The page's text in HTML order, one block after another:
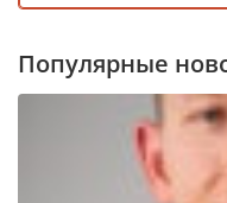
Популярные